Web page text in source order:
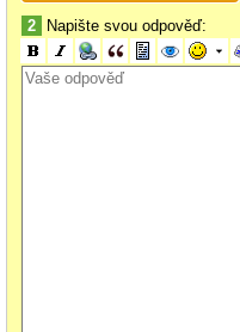
2 Napište svou odpověď: